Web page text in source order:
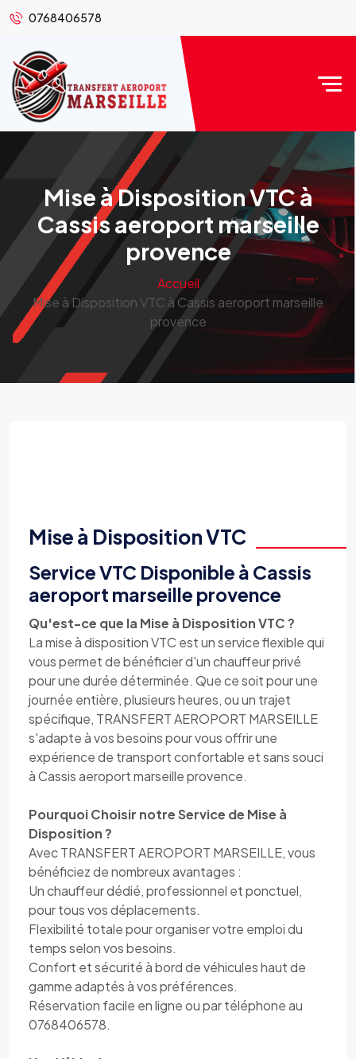
0768406578
Mise à Disposition VTC à
Cassis aeroport marseille
provence
Accueil
Mise à Disposition VTC à Cassis aeroport marseille
provence
Mise à Disposition VTC
Service VTC Disponible à Cassis
aeroport marseille provence
Qu'est-ce que la Mise à Disposition VTC ?
La mise à disposition VTC est un service flexible qui
vous permet de bénéficier d'un chauffeur privé
pour une durée déterminée. Que ce soit pour une
journée entière, plusieurs heures, ou un trajet
spécifique, TRANSFERT AEROPORT MARSEILLE
s'adapte à vos besoins pour vous offrir une
expérience de transport confortable et sans souci
à Cassis aeroport marseille provence.
Pourquoi Choisir notre Service de Mise à
Disposition ?
Avec TRANSFERT AEROPORT MARSEILLE, vous
bénéficiez de nombreux avantages :
Un chauffeur dédié, professionnel et ponctuel,
pour tous vos déplacements.
Flexibilité totale pour organiser votre emploi du
temps selon vos besoins.
Confort et sécurité à bord de véhicules haut de
gamme adaptés à vos préférences.
Réservation facile en ligne ou par téléphone au
0768406578.